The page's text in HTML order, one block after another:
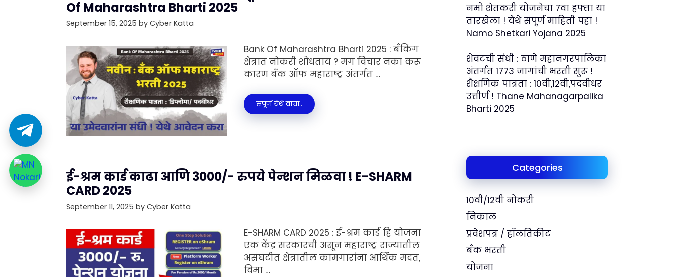
Of Maharashtra Bharti 2025
September 15, 2025 by Cyber Katta
Bank Of Maharashtra Bharti 2025 : बँकिंग
क्षेत्रात नोकरी शोधताय ? मग विचार नका करू
कारण बँक ऑफ महाराष्ट्र अंतर्गत …
संपूर्ण येथे वाचा..
ई-श्रम कार्ड काढा आणि 3000/- रुपये पेन्शन मिळवा ! E-SHARM
CARD 2025
September 11, 2025 by Cyber Katta
E-SHARM CARD 2025 : ई-श्रम कार्ड हि योजना
एक केंद्र सरकारची असून महाराष्ट्र राज्यातील
असंघटीत क्षेत्रातील कामगारांना आर्थिक मदत,
विमा …
नमो शेतकरी योजनेचा 7वा हफ्ता या
तारखेला ! येथे संपूर्ण माहिती पहा !
Namo Shetkari Yojana 2025
शेवटची संधी : ठाणे महानगरपालिका
अंतर्गत 1773 जागांची भरती सुरू !
शैक्षणिक पात्रता : 10वी,12वी,पदवीधर
उत्तीर्ण ! Thane Mahanagarpalika
Bharti 2025
Categories
10वी/12वी नोकरी
निकाल
प्रवेशपत्र / हॉलतिकीट
बँक भरती
योजना